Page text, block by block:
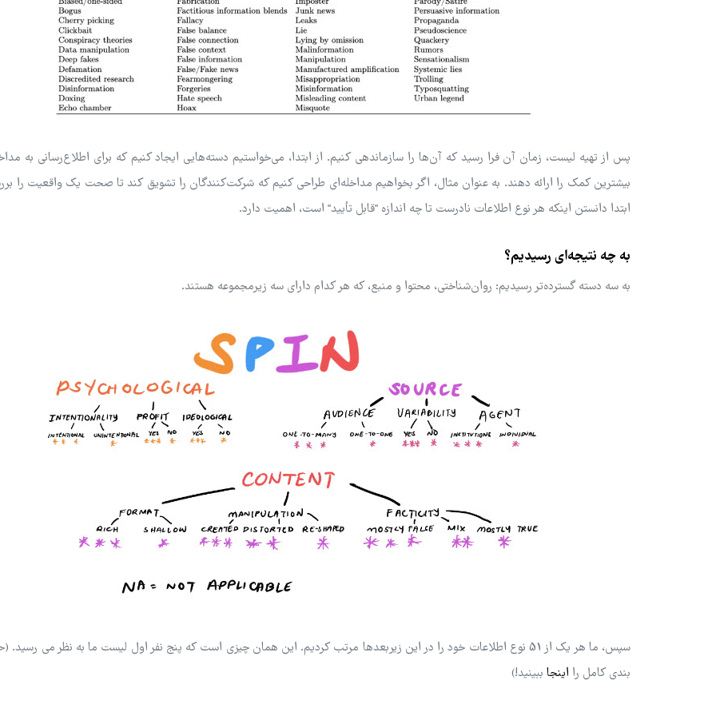
پس از تهیه لیست، زمان آن فرا رسید که آن‌ها را سازماندهی کنیم. از ابتدا، می‌خواستیم دسته‌هایی ایجاد کنیم که برای اطلاع‌رسانی به
بیشترین کمک را ارائه دهند. به عنوان مثال، اگر بخواهیم مداخله‌ای طراحی کنیم که شرکت‌کنندگان را تشویق کند تا صحت یک واقعیت را
ابتدا دانستن اینکه هر نوع اطلاعات نادرست تا چه اندازه "قابل تأیید" است، اهمیت دارد.
به چه نتیجه‌ای رسیدیم؟
به سه دسته گسترده‌تر رسیدیم: روان‌شناختی، محتوا و منبع، که هر کدام دارای سه زیرمجموعه هستند.
سپس، ما هر یک از 51 نوع اطلاعات خود را در این زیربعدها مرتب کردیم. این همان چیزی است که پنج نفر اول لیست ما به نظر می رسید.
بندی کامل را اینجا ببینید!)